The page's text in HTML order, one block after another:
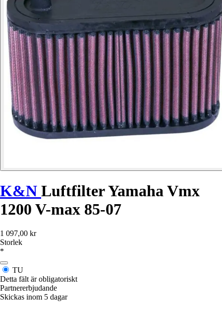
K&N Luftfilter Yamaha Vmx
1200 V-max 85-07
1 097,00 kr
Storlek
*
TU
Detta fält är obligatoriskt
Partnererbjudande
Skickas inom 5 dagar